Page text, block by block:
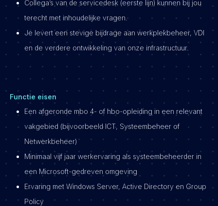
Collega’s van de servicedesk (eerste lijn) kunnen bij jou
terecht met inhoudelijke vragen.
Je levert een stevige bijdrage aan werkplekbeheer, VDI
en de verdere ontwikkeling van onze infrastructuur.
Functie eisen
Een afgeronde mbo 4- of hbo-opleiding in een relevant
vakgebied (bijvoorbeeld ICT, Systeembeheer of
Netwerkbeheer)
Minimaal vijf jaar werkervaring als systeembeheerder in
een Microsoft-gedreven omgeving
Ervaring met Windows Server, Active Directory en Group
Policy